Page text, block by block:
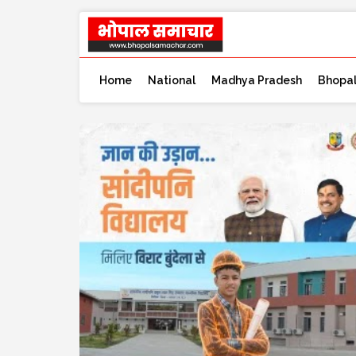
Home National Madhya Pradesh Bhopal